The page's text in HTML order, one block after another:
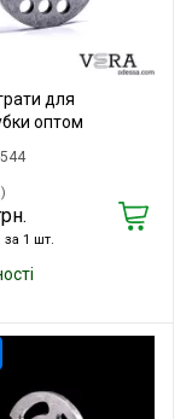
для
оптом
за 1 шт.